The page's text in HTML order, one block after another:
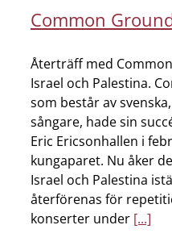
Common
Återträff med
Israel och Palestina.
som består av
sångare, hade sin
Eric Ericsonhallen i
kungaparet. Nu åker
Israel och Palestina
återförenas för
konserter under [...]